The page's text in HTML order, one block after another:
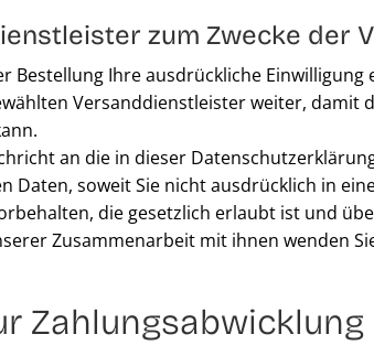
zum Zwecke der
Ihre ausdrückliche
Versanddienstleister weiter,
an die in dieser
Daten, soweit Sie nicht ausdrücklich in
die gesetzlich erlaubt ist und
Zusammenarbeit mit ihnen wenden
Zahlungsabwicklung